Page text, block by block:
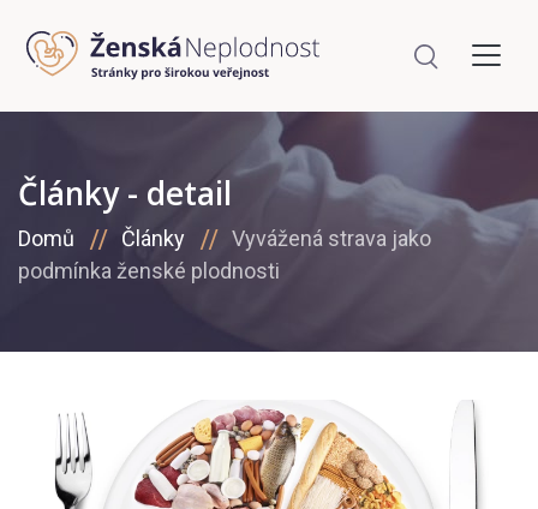
Články - detail
Domů Články
Vyvážená strava jako
podmínka ženské plodnosti